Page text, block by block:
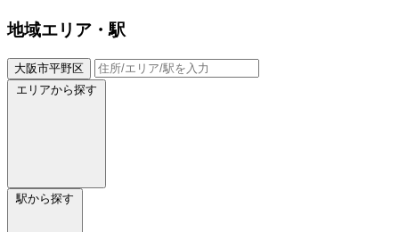
地域エリア・駅
大阪市平野区
エリアから探す
駅から探す